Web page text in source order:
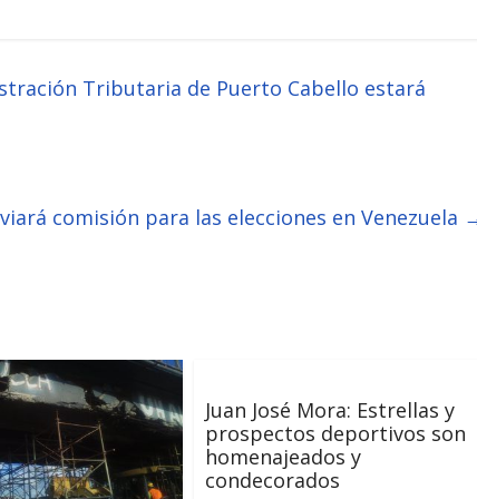
Tributaria de Puerto Cabello estará
comisión para las elecciones en Venezuela
Juan José Mora: Estrellas y
prospectos deportivos son
homenajeados y
condecorados